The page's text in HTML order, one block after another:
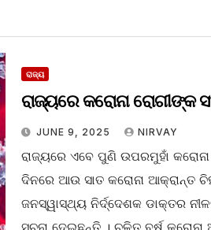
ରାଜ୍ୟ
ରାଜ୍ୟରେ କରୋନା ରୋଗୀଙ୍କ
JUNE 9, 2025 NIRVAY
ରାଜ୍ୟରେ ଏବେ ପୁଣି ଉପରମୁହାଁ
ଦିନରେ ଆଉ ସାତ କରୋନା ଆକ୍ରାନ୍ତ
ଜନସ୍ୱାସ୍ଥ୍ୟ ନିର୍ଦ୍ଦେଶକ ଡାକ୍ତର